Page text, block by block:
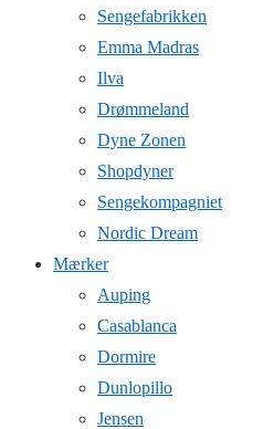
Sengefabrikken
Emma Madras
Ilva
Drømmeland
Dyne Zonen
Shopdyner
Sengekompagniet
Nordic Dream
Mærker
Auping
Casablanca
Dormire
Dunlopillo
Jensen